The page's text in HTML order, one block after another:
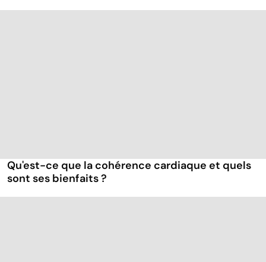
Qu'est-ce que la cohérence cardiaque et quels
sont ses bienfaits ?